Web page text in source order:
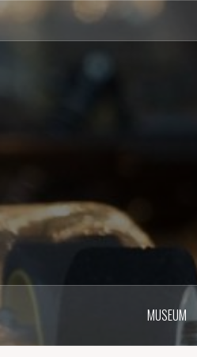
springen
MUSEUM